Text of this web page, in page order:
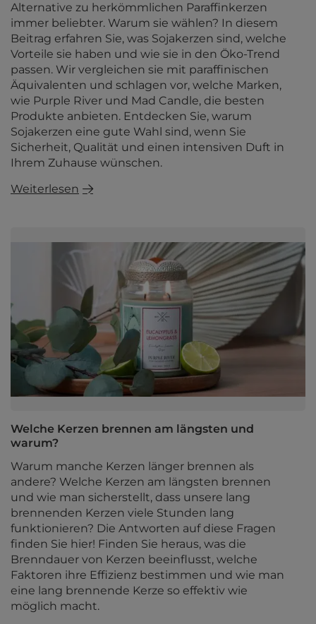
Alternative zu herkömmlichen Paraffinkerzen
immer beliebter. Warum sie wählen? In diesem
Beitrag erfahren Sie, was Sojakerzen sind, welche
Vorteile sie haben und wie sie in den Öko-Trend
passen. Wir vergleichen sie mit paraffinischen
Äquivalenten und schlagen vor, welche Marken,
wie Purple River und Mad Candle, die besten
Produkte anbieten. Entdecken Sie, warum
Sojakerzen eine gute Wahl sind, wenn Sie
Sicherheit, Qualität und einen intensiven Duft in
Ihrem Zuhause wünschen.
Weiterlesen
Welche Kerzen brennen am längsten und
warum?
Warum manche Kerzen länger brennen als
andere? Welche Kerzen am längsten brennen
und wie man sicherstellt, dass unsere lang
brennenden Kerzen viele Stunden lang
funktionieren? Die Antworten auf diese Fragen
finden Sie hier! Finden Sie heraus, was die
Brenndauer von Kerzen beeinflusst, welche
Faktoren ihre Effizienz bestimmen und wie man
eine lang brennende Kerze so effektiv wie
möglich macht.